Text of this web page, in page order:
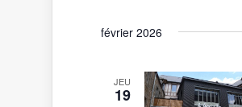
février 2026
JEU
19